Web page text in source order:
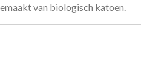
van biologisch katoen.